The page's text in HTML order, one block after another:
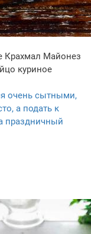
Крахмал Майонез
куриное
очень сытными,
а подать к
праздничный